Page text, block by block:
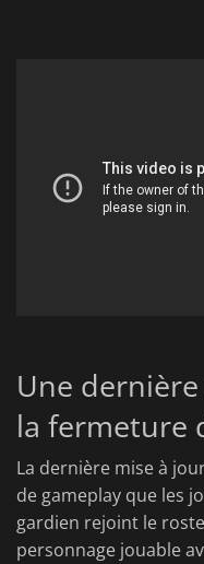
Une
la fermeture
La dernière mise à
de gameplay que les
gardien rejoint le
personnage jouable